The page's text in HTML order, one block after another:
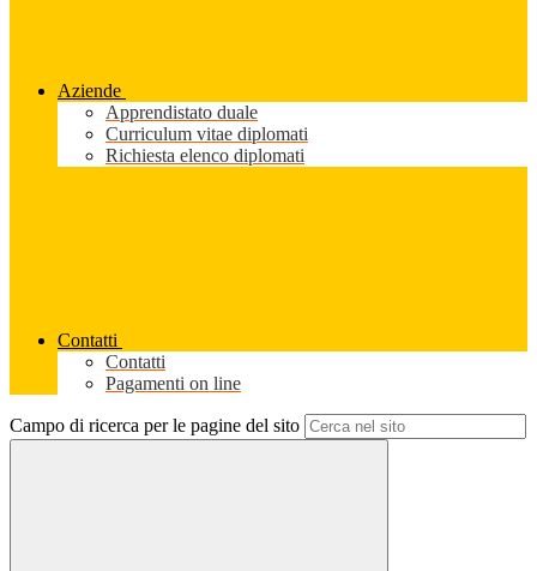
Aziende
Apprendistato duale
Curriculum vitae diplomati
Richiesta elenco diplomati
Contatti
Contatti
Pagamenti on line
Campo di ricerca per le pagine del sito